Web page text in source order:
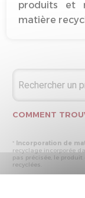
produits et
matière
COMMENT
* Incorporation de
recyclage incorporée
pas précisée, le
recyclées.
produite par les